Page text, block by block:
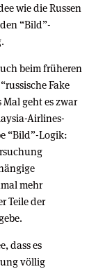
wie die Russen
“Bild”-
beim früheren
Fake
geht es zwar
Airlines-
“Bild”-Logik:
mehr
Teile der
dass es
völlig